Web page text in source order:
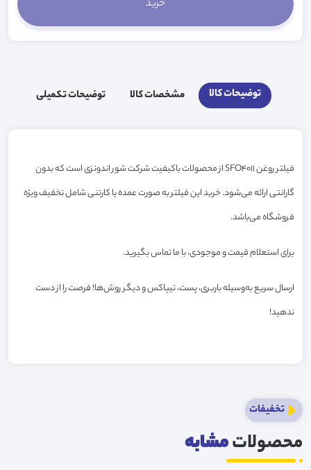
توضیحات کالا مشخصات کالا توضیحات تکمیلی
فیلتر روغن SFO4011 از محصولات باکیفیت شرکت شور اندونزی است که بدون
گارانتی ارائه می‌شود. خرید این فیلتر به صورت عمده یا کارتنی شامل تخفیف ویژه
فروشگاه می‌باشد.
برای استعلام قیمت و موجودی، با ما تماس بگیرید.
ارسال سریع به‌وسیله باربری، پست، تیپاکس و دیگر روش‌ها! فرصت را از دست
ندهید!
تخفیفات
محصولاتمشابه